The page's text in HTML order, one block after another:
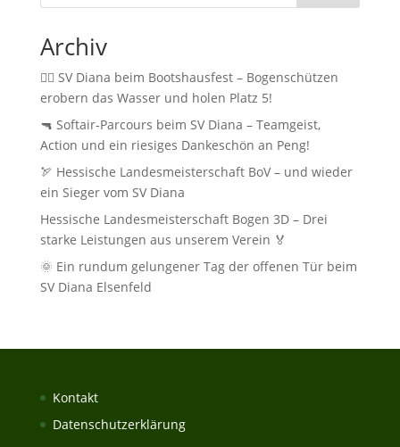
Archiv
🚣‍♂️ SV Diana beim Bootshausfest – Bogenschützen
erobern das Wasser und holen Platz 5!
🔫 Softair‑Parcours beim SV Diana – Teamgeist,
Action und ein riesiges Dankeschön an Peng!
🏹 Hessische Landesmeisterschaft BoV – und wieder
ein Sieger vom SV Diana
Hessische Landesmeisterschaft Bogen 3D – Drei
starke Leistungen aus unserem Verein 🏅
🌞 Ein rundum gelungener Tag der offenen Tür beim
SV Diana Elsenfeld
Kontakt
Datenschutzerklärung